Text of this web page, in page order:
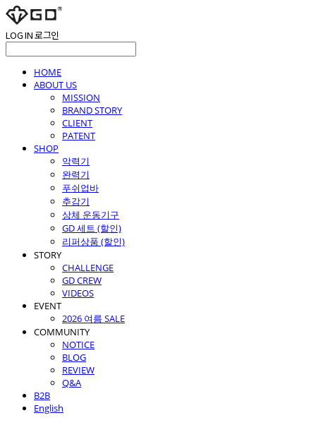
LOG IN로그인
HOME
ABOUT US
MISSION
BRAND STORY
CLIENT
PATENT
SHOP
악력기
완력기
푸쉬업바
추감기
상체 운동기구
GD 세트 (할인)
리퍼상품 (할인)
STORY
CHALLENGE
GD CREW
VIDEOS
EVENT
2026 여름 SALE
COMMUNITY
NOTICE
BLOG
REVIEW
Q&A
B2B
English